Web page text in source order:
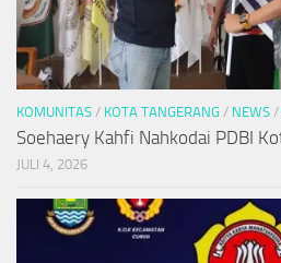
KOMUNITAS / KOTA TANGERANG / NEWS /
Soehaery Kahfi Nahkodai PDBI
JULI 4, 2026